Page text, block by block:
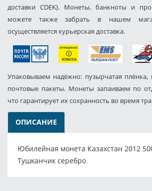
доставки CDEK). Монеты, банкноты и
можете также забрать в нашем
осуществляется курьерская доставка.
Упаковываем надёжно: пузырчатая плёнка,
почтовые пакеты. Монеты запаиваем по
что гарантирует их сохранность во время
ОПИСАНИЕ
Юбилейная монета Казахстан 2012
Тушканчик серебро